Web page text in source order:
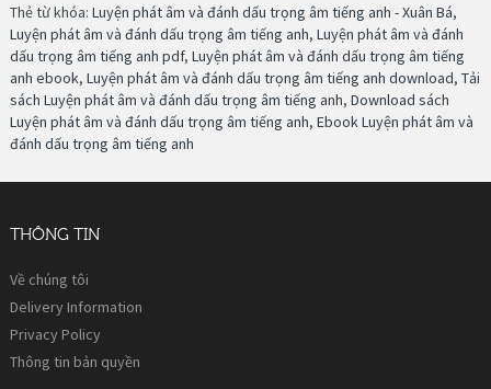
Thẻ từ khóa: Luyện phát âm và đánh dấu trọng âm tiếng anh - Xuân Bá,
Luyện phát âm và đánh dấu trọng âm tiếng anh, Luyện phát âm và đánh
dấu trọng âm tiếng anh pdf, Luyện phát âm và đánh dấu trọng âm tiếng
anh ebook, Luyện phát âm và đánh dấu trọng âm tiếng anh download, Tải
sách Luyện phát âm và đánh dấu trọng âm tiếng anh, Download sách
Luyện phát âm và đánh dấu trọng âm tiếng anh, Ebook Luyện phát âm và
đánh dấu trọng âm tiếng anh
THÔNG TIN
Về chúng tôi
Delivery Information
Privacy Policy
Thông tin bản quyền